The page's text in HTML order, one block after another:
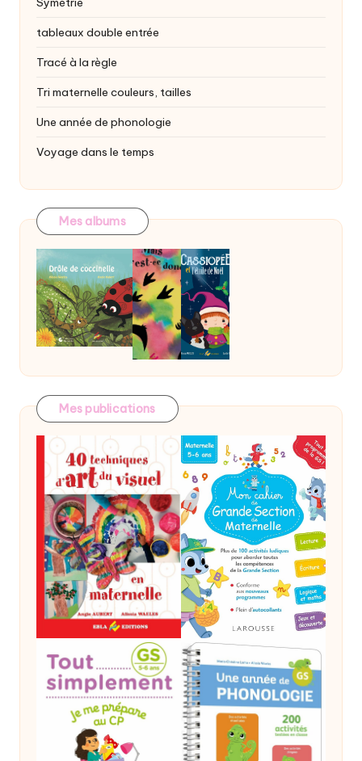
tableaux double entrée
Tracé à la règle
Tri maternelle couleurs, tailles
Une année de phonologie
Voyage dans le temps
Mes albums
Mes publications